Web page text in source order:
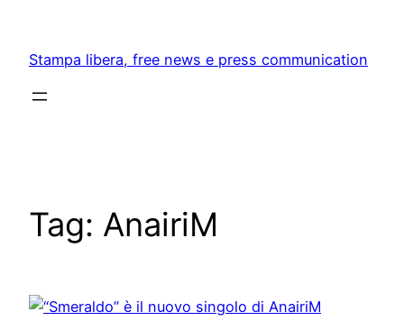
content
Stampa libera, free news e press communication
Tag: AnairiM